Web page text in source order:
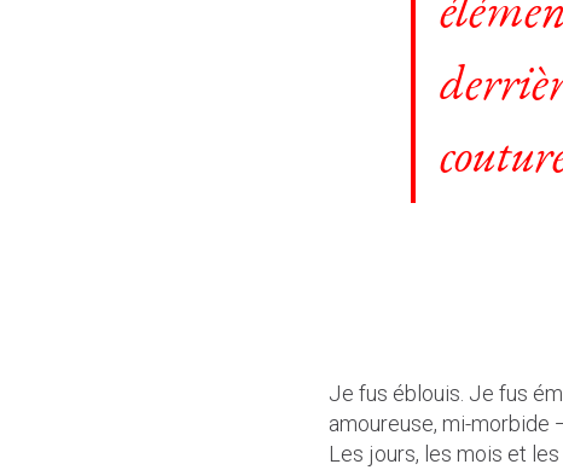
Je fus éblouis. Je fus
amoureuse, mi-morbide
Les jours, les mois et